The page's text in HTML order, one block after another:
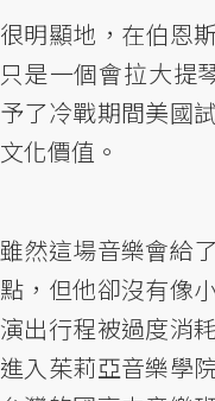
很明顯地，在伯恩
只是一個會拉大提
予了冷戰期間美國
文化價值。
雖然這場音樂會給
點，但他卻沒有像
演出行程被過度消
進入茱莉亞音樂學